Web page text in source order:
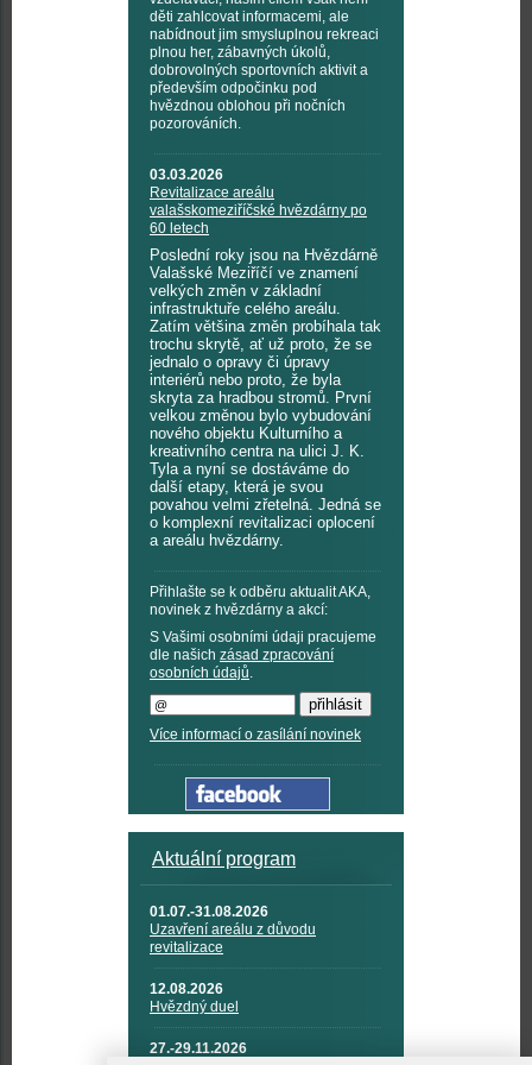
děti zahlcovat informacemi, ale
nabídnout jim smysluplnou rekreaci
plnou her, zábavných úkolů,
dobrovolných sportovních aktivit a
především odpočinku pod
hvězdnou oblohou při nočních
pozorováních.
03.03.2026
Revitalizace areálu
valašskomeziříčské hvězdárny po
60 letech
Poslední roky jsou na Hvězdárně
Valašské Meziříčí ve znamení
velkých změn v základní
infrastruktuře celého areálu.
Zatím většina změn probíhala tak
trochu skrytě, ať už proto, že se
jednalo o opravy či úpravy
interiérů nebo proto, že byla
skryta za hradbou stromů. První
velkou změnou bylo vybudování
nového objektu Kulturního a
kreativního centra na ulici J. K.
Tyla a nyní se dostáváme do
další etapy, která je svou
povahou velmi zřetelná. Jedná se
o komplexní revitalizaci oplocení
a areálu hvězdárny.
Přihlašte se k odběru aktualit AKA,
novinek z hvězdárny a akcí:
S Vašimi osobními údaji pracujeme
dle našich zásad zpracování
osobních údajů.
Více informací o zasílání novinek
Aktuální program
01.07.-31.08.2026
Uzavření areálu z důvodu
revitalizace
12.08.2026
Hvězdný duel
27.-29.11.2026